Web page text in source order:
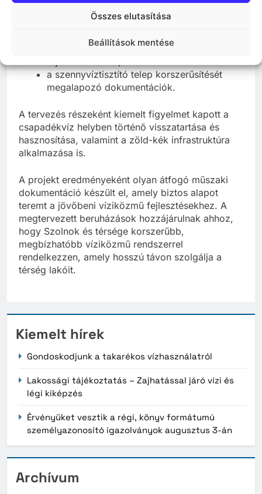
Összes elutasítása
Beállítások mentése
a belvárosi ivóvízhálózat vízveszteség-
csökkentését szolgáló fejlesztések tervei, a
víztornyok korszerűsítésének koncepciói,
a Szolnoki Felszíni Vízmű technológiai
a szennyvíztisztító telep korszerűsítését
megalapozó dokumentációk.
A tervezés részeként kiemelt figyelmet kapott a
csapadékvíz helyben történő visszatartása és
hasznosítása, valamint a zöld-kék infrastruktúra
alkalmazása is.
A projekt eredményeként olyan átfogó műszaki
dokumentáció készült el, amely biztos alapot
teremt a jövőbeni víziközmű fejlesztésekhez. A
megtervezett beruházások hozzájárulnak ahhoz,
hogy Szolnok és térsége korszerűbb,
megbízhatóbb víziközmű rendszerrel
rendelkezzen, amely hosszú távon szolgálja a
térség lakóit.
Kiemelt hírek
Gondoskodjunk a takarékos vízhasználatról
Lakossági tájékoztatás – Zajhatással járó vízi és
légi kiképzés
Érvényüket vesztik a régi, könyv formátumú
személyazonosító igazolványok augusztus 3-án
Archívum